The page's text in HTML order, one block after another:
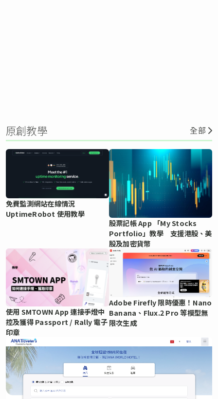
原創教學 全部
免費監測網站在線情況
UptimeRobot 使用教學
股票記帳 App 「My Stocks
Portfolio」教學 支援港股、美
股及加密貨幣
使用 SMTOWN App 連接手燈中
控及獲得 Passport / Rally 電子
印章
Adobe Firefly 限時優惠！Nano
Banana、Flux.2 Pro 等模型無
限次生成